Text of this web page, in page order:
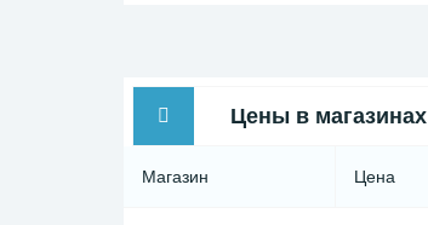
Цены в магазинах
Магазин Цена